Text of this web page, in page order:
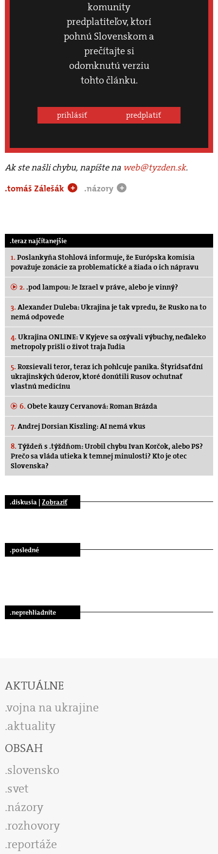
komunity
predplatiteľov, ktorí
pohnú Slovenskom a
prečítajte si
odomknutú verziu
tohto článku.
prihlásiť predplatiť
Ak ste našli chybu, napíšte na web@tyzden.sk.
.tomáš Zálešák
+ .názory +
.teraz najčítanejšie
1. Poslankyňa Stohlová informuje, že Európska komisia
považuje zonácie za problematické a žiada o ich nápravu
2. .pod lampou: Je Izrael v práve, alebo je vinný?
3. Alexander Duleba: Ukrajina je tak vpredu, že Rusko na to
nemá odpovede
4. Ukrajina ONLINE: V Kyjeve sa ozývali výbuchy, neďaleko
metropoly prišli o život traja ľudia
5. Rozsievali teror, teraz ich pohlcuje panika. Štyridsať dní
ukrajinských úderov, ktoré donútili Rusov ochutnať
vlastnú medicínu
6. Obete kauzy Cervanová: Roman Brázda
7. Andrej Dorsian Kiszling: AI nemá vkus
8. Týždeň s .týždňom: Urobil chybu Ivan Korčok, alebo PS?
Prečo sa vláda utieka k temnej minulosti? Kto je otec
Slovenska?
.diskusia | Zobraziť
.posledné
.neprehliadnite
AKTUÁLNE
vojna na ukrajine
aktuality
OBSAH
slovensko
svet
názory
rozhovory
reportáže